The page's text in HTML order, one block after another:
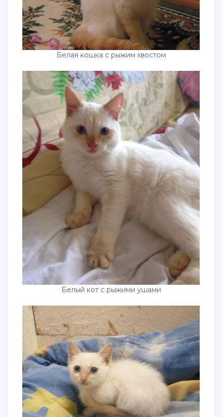
Белая кошка с рыжим хвостом
Белый кот с рыжими ушами